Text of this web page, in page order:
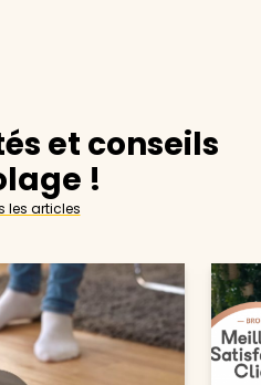
et conseils
!
les articles